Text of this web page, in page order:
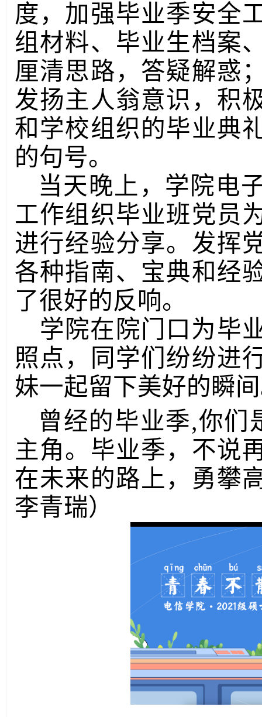
度，加强毕业季安全
组材料、毕业生档案
厘清思路，答疑解惑
发扬主人翁意识，积
和学校组织的毕业典
的句号。
当天晚上，学院电
工作组织毕业班党员
进行经验分享。发挥
各种指南、宝典和经
了很好的反响。
学院在院门口为毕
照点，同学们纷纷进
妹一起留下美好的瞬
曾经的毕业季,你们
主角。毕业季，不说
在未来的路上，勇攀
李青瑞）